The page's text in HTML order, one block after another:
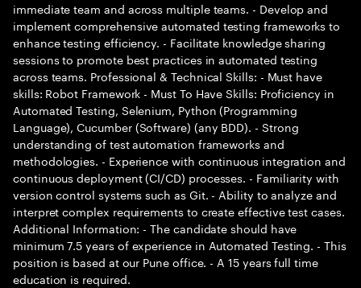
immediate team and across multiple teams. - Develop and
implement comprehensive automated testing frameworks to
enhance testing efficiency. - Facilitate knowledge sharing
sessions to promote best practices in automated testing
across teams. Professional & Technical Skills: - Must have
skills: Robot Framework - Must To Have Skills: Proficiency in
Automated Testing, Selenium, Python (Programming
Language), Cucumber (Software) (any BDD). - Strong
understanding of test automation frameworks and
methodologies. - Experience with continuous integration and
continuous deployment (CI/CD) processes. - Familiarity with
version control systems such as Git. - Ability to analyze and
interpret complex requirements to create effective test cases.
Additional Information: - The candidate should have
minimum 7.5 years of experience in Automated Testing. - This
position is based at our Pune office. - A 15 years full time
education is required.